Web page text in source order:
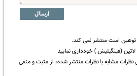
ارسال
توهین است منتشر نمی کند.
(فینگیلیش ) خودداری نمایید
مشابه با نظرات منتشر شده، از مثبت و منفی